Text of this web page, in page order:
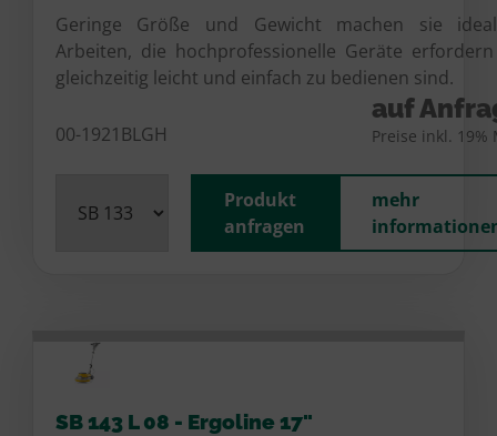
Geringe Größe und Gewicht machen sie
Arbeiten, die hochprofessionelle Geräte
gleichzeitig leicht und einfach zu bedienen sind.
00-1921BLGH
auf
Preise inkl. 19%
Produkt
anfragen
mehr
SB 143 L 08 - Ergoline 17"